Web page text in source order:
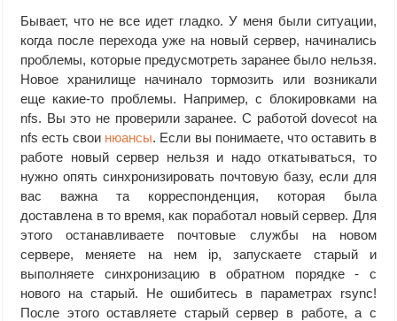
Бывает, что не все идет гладко. У меня были ситуации,
когда после перехода уже на новый сервер, начинались
проблемы, которые предусмотреть заранее было нельзя.
Новое хранилище начинало тормозить или возникали
еще какие-то проблемы. Например, с блокировками на
nfs. Вы это не проверили заранее. С работой dovecot на
nfs есть свои нюансы. Если вы понимаете, что оставить в
работе новый сервер нельзя и надо откатываться, то
нужно опять синхронизировать почтовую базу, если для
вас важна та корреспонденция, которая была
доставлена в то время, как поработал новый сервер. Для
этого останавливаете почтовые службы на новом
сервере, меняете на нем ip, запускаете старый и
выполняете синхронизацию в обратном порядке - с
нового на старый. Не ошибитесь в параметрах rsync!
После этого оставляете старый сервер в работе, а с